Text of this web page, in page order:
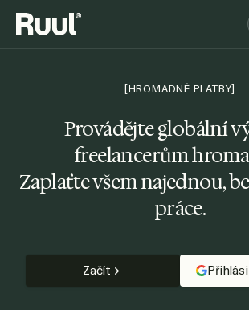
Ruul domů
[HROMADNÉ PLATBY]
Provádějte globální
freelancerům
Zaplaťte všem najednou,
práce.
Začít